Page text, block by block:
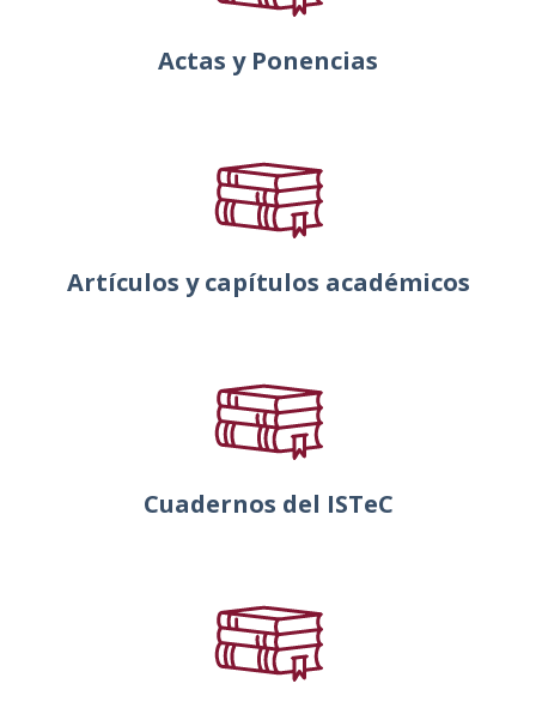
Actas y Ponencias
Artículos y capítulos académicos
Cuadernos del ISTeC